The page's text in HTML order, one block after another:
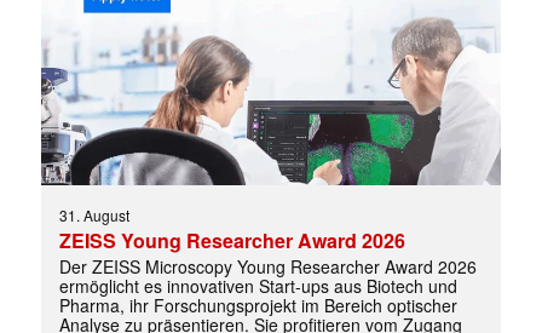
(erforderlich)
31. August
ZEISS Young Researcher Award 2026
Der ZEISS Microscopy Young Researcher Award 2026
ermöglicht es innovativen Start-ups aus Biotech und
Pharma, ihr Forschungsprojekt im Bereich optischer
Analyse zu präsentieren. Sie profitieren vom Zugang